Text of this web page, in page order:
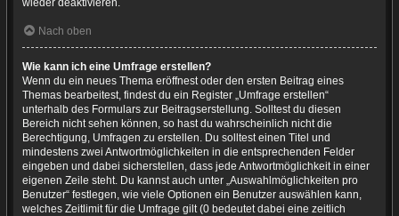
wieder deaktivieren.
Nach oben
Wie kann ich eine Umfrage erstellen?
Wenn du ein neues Thema eröffnest oder den ersten Beitrag eines
Themas bearbeitest, findest du ein Register „Umfrage erstellen“
unterhalb des Formulars zur Beitragserstellung. Solltest du diesen
Bereich nicht sehen können, so hast du wahrscheinlich nicht die
Berechtigung, Umfragen zu erstellen. Du solltest einen Titel und
mindestens zwei Antwortmöglichkeiten in die entsprechenden Felder
eingeben und dabei sicherstellen, dass jede Antwortmöglichkeit in einer
eigenen Zeile steht. Du kannst auch unter „Auswahlmöglichkeiten pro
Benutzer“ festlegen, wie viele Optionen ein Benutzer auswählen kann,
welches Zeitlimit für die Umfrage gilt (0 bedeutet dabei eine zeitlich